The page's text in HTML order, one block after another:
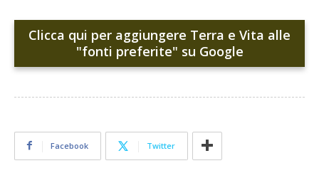
Clicca qui per aggiungere Terra e Vita alle
"fonti preferite" su Google
Facebook Twitter